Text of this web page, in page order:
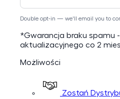
Double opt-in — we'll email you to
*Gwarancja braku spamu
aktualizacyjnego co 2
Możliwości
Zostań